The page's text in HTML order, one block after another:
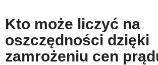
Kto może liczyć na
oszczędności dzięki
zamrożeniu cen